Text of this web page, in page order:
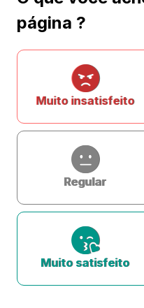
página ?
Muito insatisfeito
Regular
Muito satisfeito